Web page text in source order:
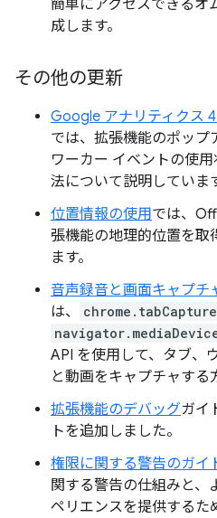
簡単にアクセスできるオ
成します。
その他の更新
Google アナリティクス
では、拡張機能のポップ
ワーカー イベントの使
法について説明していま
位置情報の使用では、
張機能の地理的位置を取
ます。
音声録音と画面キャプチ
は、
chrome.tabCapture
API を使用して、タブ、
と動画をキャプチャする
拡張機能のデバッグガイ
トを追加しました。
権限に関する警告のガイ
関する警告の仕組みと、
ペリエンスを提供するた